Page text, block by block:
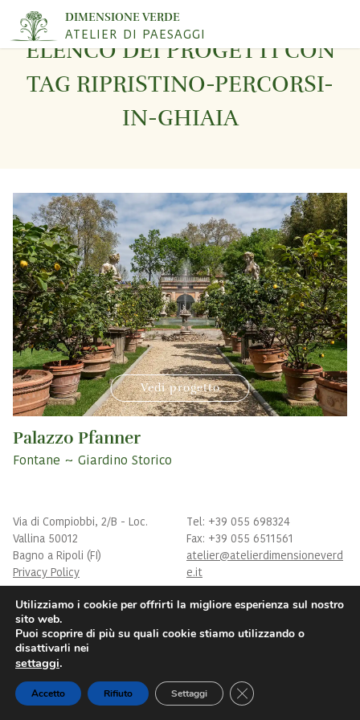
DIMENSIONE VERDE
ATELIER DI PAESAGGI
ELENCO DEI PROGETTI CON
TAG RIPRISTINO-PERCORSI-
IN-GHIAIA
Vedi progetto
Palazzo Pfanner
Fontane Giardino Storico
Via di Compiobbi, 2/B - Loc.
Vallina 50012
Bagno a Ripoli (FI)
Privacy Policy
Tel: +39 055 698324
Fax: +39 055 6511561
atelier@atelierdimensioneverd
e.it
P.IVA: 04715700482
Iscritta a Firenze N° 476383
Cap. Soc. 50.000 € i.v.a.
Utilizziamo i cookie per offrirti la migliore esperienza sul nostro
sito web.
Puoi scoprire di più su quali cookie stiamo utilizzando o
disattivarli nei
settaggi.
Accetto Rifiuto Settaggi Close GDPR Cookie